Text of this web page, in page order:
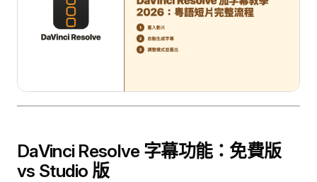
DaVinci Resolve 字幕功能：免費版
vs Studio 版